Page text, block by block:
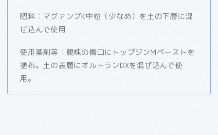
肥料：マグァンプK中粒（少なめ）を土の下層に混
ぜ込んで使用
使用薬剤等：親株の傷口にトップジンMペーストを
塗布。土の表層にオルトランDXを混ぜ込んで使
用。